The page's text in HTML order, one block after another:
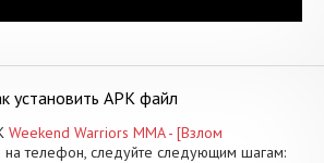
установить APK файл
Weekend Warriors MMA - [Взлом
на телефон, следуйте следующим шагам: